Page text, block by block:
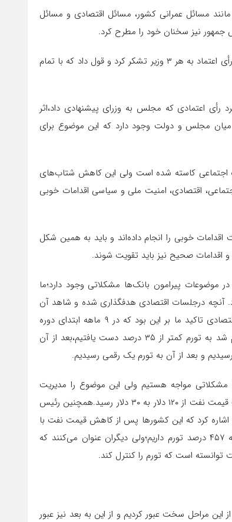
مسائل عمرانی کشور، مسائل اقتصادی و مسائل
جمهور نیز سخنان خود را مطرح کرد.
عزیزی گفت:رئیس جمهور نیز در ابتدای سخنان خود از مجلس به دلیل اعطای رأی اعتماد به هر ۳ وزیر تشکر کرد و قول داد که با تمام
رأی اعتمادی که مجلس به وزرای پیشنهادی داد،اثر
مجلس و دولت وجود دارد که این موضوع برای
اجتماعی کاسته شده است ولی این کاهش شتاب‌های
اقتصادی، امنیت ملی و سیاسی اقدامات خوبی
۳ سال گذشته مجلس و دولت اقدامات خوبی را انجام داده‌اند و باید به همین شکل
و اقدامات صحیح نیز باید تقویت شوند.
پیرامون بانک‌ها مشکلاتی وجود دارد؛ما
۲ بار این جلسات برگزار می‌شود. آنچه درجلسات اقتصادی هدفگذاری شده و شاهد آن
بوده‌ایم،در ابتدای دولت با تورم ۴۵ درصدی مواجه بودیم و در اولین جلسه اقتصادی تاکید ما بر این بود که در ۹ ماهه ابتدای دوره
دولت یازدهم این تورم به ۳۵ درصد برسد و در پایان سال با تلاشی که انجام شد به تورم کمتر از ۳۵ درصد دست یافتیم،بعد از آن
مواجه هستیم ولی این موضوع را مدیریت
کردیم.کاهش قیمت به این شیوه تاکنون سابقه نداشته است؛ولی در این دولت قیمت نفت از ۱۲۰ دلار به ۳۰ دلار رسید.همچنین رئیس
اشاره کرد که این کشورها پس از کاهش قیمت نفت با
مشکلاتی مواجه شدند از جمله اینکه رئیس جمهور ونزوئلا عنوان کرده بود که ۴۵۷ درصد تورم داریم؛ولی دیگران عنوان می‌کنند که
مراحل سخت عبور کردیم و از این به بعد نیز عبور